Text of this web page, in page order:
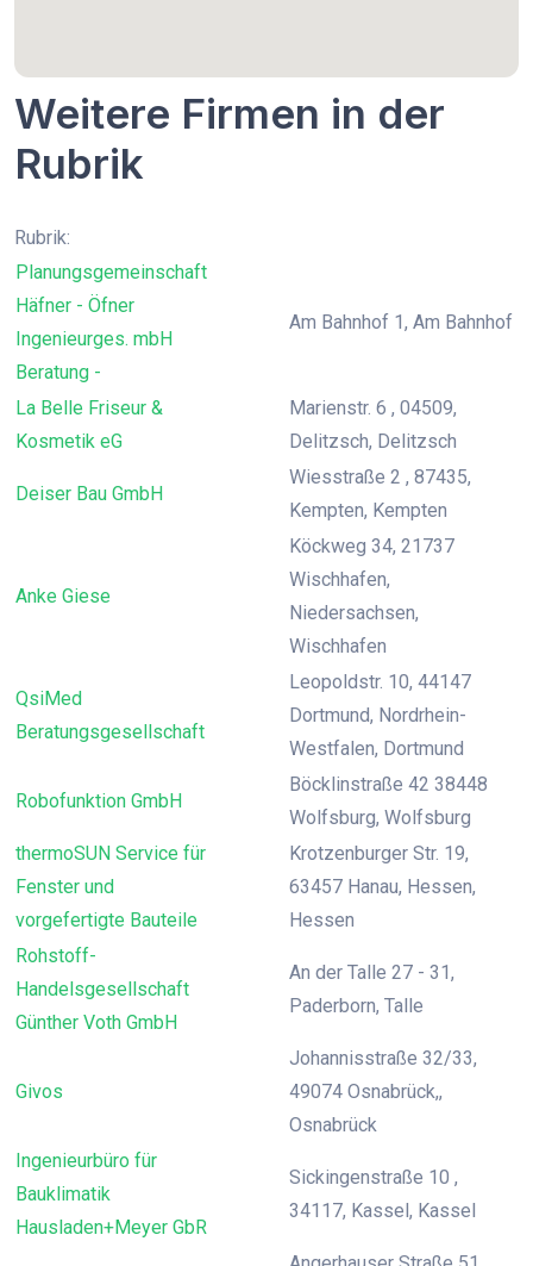
Weitere Firmen in der
Rubrik
Rubrik:
Planungsgemeinschaft
Häfner - Öfner
Ingenieurges. mbH
Beratung -
Am Bahnhof 1, Am Bahnhof
La Belle Friseur &
Kosmetik eG
Marienstr. 6 , 04509,
Delitzsch, Delitzsch
Deiser Bau GmbH
Wiesstraße 2 , 87435,
Kempten, Kempten
Anke Giese
Köckweg 34, 21737
Wischhafen,
Niedersachsen,
Wischhafen
QsiMed
Beratungsgesellschaft
Leopoldstr. 10, 44147
Dortmund, Nordrhein-
Westfalen, Dortmund
Robofunktion GmbH
Böcklinstraße 42 38448
Wolfsburg, Wolfsburg
thermoSUN Service für
Fenster und
vorgefertigte Bauteile
Krotzenburger Str. 19,
63457 Hanau, Hessen,
Hessen
Rohstoff-
Handelsgesellschaft
Günther Voth GmbH
An der Talle 27 - 31,
Paderborn, Talle
Givos
Johannisstraße 32/33,
49074 Osnabrück,,
Osnabrück
Ingenieurbüro für
Bauklimatik
Hausladen+Meyer GbR
Sickingenstraße 10 ,
34117, Kassel, Kassel